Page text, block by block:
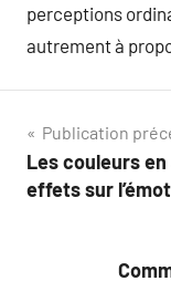
perceptions
autrement à
de
Publication
Les couleurs
effets sur